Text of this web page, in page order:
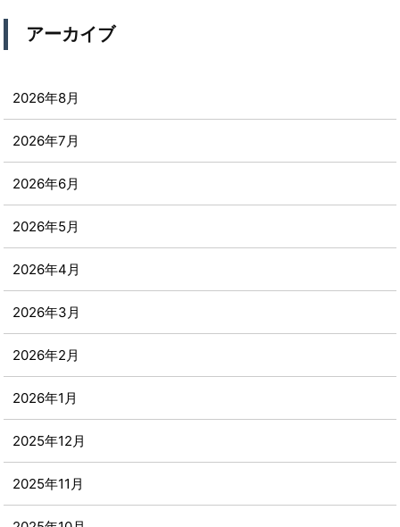
アーカイブ
2026年8月
2026年7月
2026年6月
2026年5月
2026年4月
2026年3月
2026年2月
2026年1月
2025年12月
2025年11月